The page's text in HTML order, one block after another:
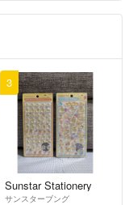
3
Sunstar Stationery
サンスターブング